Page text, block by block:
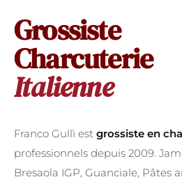
Grossiste
Charcuterie
Italienne
Franco Gullì est grossiste en
professionnels depuis 2009.
Bresaola IGP, Guanciale, Pâtes